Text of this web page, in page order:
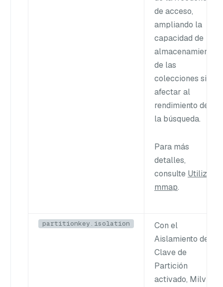
de acceso,
ampliando la
capacidad de
almacenamiento
de las
colecciones sin
afectar al
rendimiento de
la búsqueda.
Para más
detalles,
consulte Utilizar
mmap.
partitionkey.isolation
Con el
Aislamiento de
Clave de
Partición
activado, Milvus